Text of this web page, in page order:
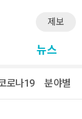
제보
뉴스
로나19 분야별